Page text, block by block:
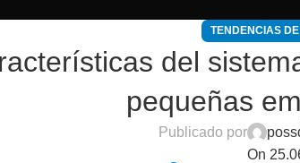
TENDENCIAS
del
pequeñas
Publicado por
On